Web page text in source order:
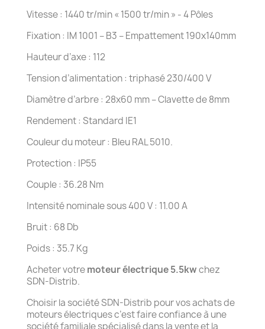
Vitesse : 1440 tr/min « 1500 tr/min » - 4 Pôles
Fixation : IM 1001 – B3 – Empattement 190x140mm
Hauteur d’axe : 112
Tension d’alimentation : triphasé 230/400 V
Diamètre d’arbre : 28x60 mm – Clavette de 8mm
Rendement : Standard IE1
Couleur du moteur : Bleu RAL 5010.
Protection : IP55
Couple : 36.28 Nm
Intensité nominale sous 400 V : 11.00 A
Bruit : 68 Db
Poids : 35.7 Kg
Acheter votremoteur électrique 5.5kwchez
SDN-Distrib.
Choisir la société SDN-Distrib pour vos achats de
moteurs électriques c’est faire confiance à une
société familiale spécialisé dans la vente et la